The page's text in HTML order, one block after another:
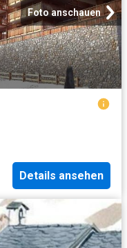
Foto anschauen
Details ansehen